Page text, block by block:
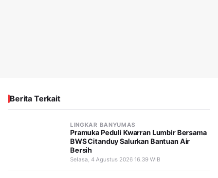
Berita Terkait
LINGKAR BANYUMAS
Pramuka Peduli Kwarran Lumbir Bersama
BWS Citanduy Salurkan Bantuan Air
Bersih
Selasa, 4 Agustus 2026 16.39 WIB